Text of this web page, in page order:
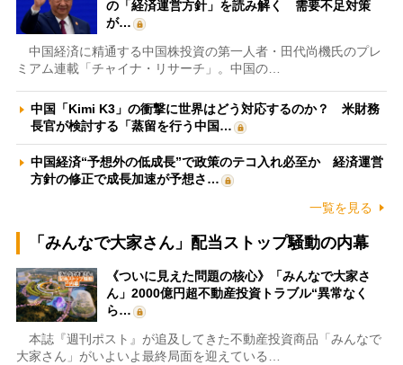
の「経済運営方針」を読み解く 需要不足対策
が…
中国経済に精通する中国株投資の第一人者・田代尚機氏のプレ
ミアム連載「チャイナ・リサーチ」。中国の…
中国「Kimi K3」の衝撃に世界はどう対応するのか？ 米財務
長官が検討する「蒸留を行う中国…
中国経済“予想外の低成長”で政策のテコ入れ必至か 経済運営
方針の修正で成長加速が予想さ…
一覧を見る
「みんなで大家さん」配当ストップ騒動の内幕
《ついに見えた問題の核心》「みんなで大家さ
ん」2000億円超不動産投資トラブル“異常なく
ら…
本誌『週刊ポスト』が追及してきた不動産投資商品「みんなで
大家さん」がいよいよ最終局面を迎えている…